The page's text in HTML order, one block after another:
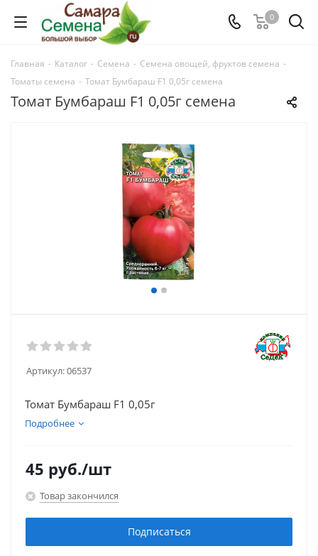
0
Главная - Каталог - Семена - Семена овощей, фруктов семена -
Томаты семена - Томат Бумбараш F1 0,05г семена
Томат Бумбараш F1 0,05г семена
Артикул:06537
Томат Бумбараш F1 0,05г
Подробнее
45 руб./шт
Товар закончился
Подписаться